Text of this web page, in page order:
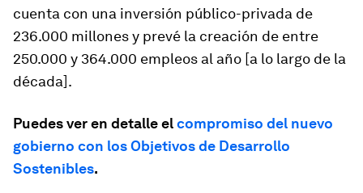
cuenta con una inversión público-privada de
236.000 millones y prevé la creación de entre
250.000 y 364.000 empleos al año [a lo largo de la
década].
Puedes ver en detalle elcompromiso del nuevo
gobierno con los Objetivos de Desarrollo
Sostenibles.